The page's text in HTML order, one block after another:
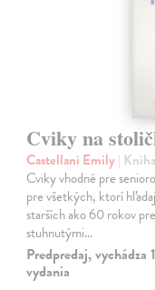
Cviky na
Castellani Emily| Kniha
Cviky vhodné pre
pre všetkých, ktorí
starších ako 60 rokov
stuhnutými…
Predpredaj,
vydania